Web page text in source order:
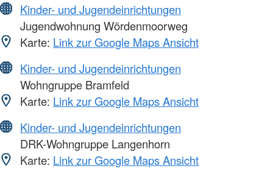
Kinder- und Jugendeinrichtungen
Jugendwohnung Wördenmoorweg
Karte: Link zur Google Maps Ansicht
Kinder- und Jugendeinrichtungen
Wohngruppe Bramfeld
Karte: Link zur Google Maps Ansicht
Kinder- und Jugendeinrichtungen
DRK-Wohngruppe Langenhorn
Karte: Link zur Google Maps Ansicht